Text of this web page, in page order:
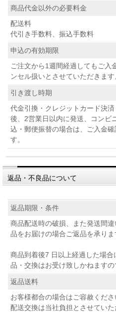
商品代金以外の必要料金
配送料
代引き手数料、振込手数料
申込の有効期限
ご注文から1週間経過してもご入
ンセル扱いとさせていただきます
引き渡し時期
代金引換・クレジットカード決
後、2営業日以内に発送、コンビ
込・郵便振替の場合は、ご入金
す。
返品・不良品について
返品期限・条件
商品配送時の破損、また発送間
品をお届けの場合ご返品を承りま
商品到着後7 日以上経過した場
品・交換はお受け致しかねますの
返品送料
お客様都合の場合はご容赦くだ
配送交換は当社負担とさせていた